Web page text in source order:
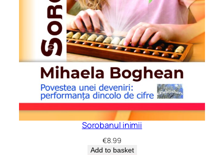
Sorobanul inimii
€8.99
Add to basket